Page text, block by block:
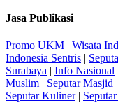
Jasa Publikasi
Promo UKM | Wisata
Indonesia Sentris |
Surabaya | Info Nasional
Muslim | Seputar Masjid |
Seputar Kuliner|